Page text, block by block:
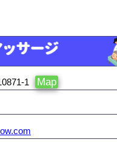
1 Map